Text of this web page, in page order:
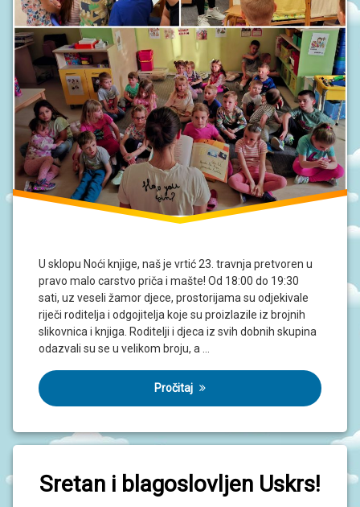
U sklopu Noći knjige, naš je vrtić 23. travnja pretvoren u
pravo malo carstvo priča i mašte! Od 18:00 do 19:30
sati, uz veseli žamor djece, prostorijama su odjekivale
riječi roditelja i odgojitelja koje su proizlazile iz brojnih
slikovnica i knjiga. Roditelji i djeca iz svih dobnih skupina
odazvali su se u velikom broju, a …
Pročitaj
Sretan i blagoslovljen Uskrs!